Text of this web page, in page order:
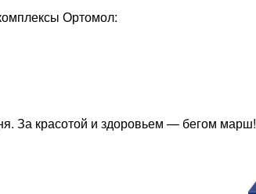
Ортомол:
За красотой и здоровьем — бегом марш!